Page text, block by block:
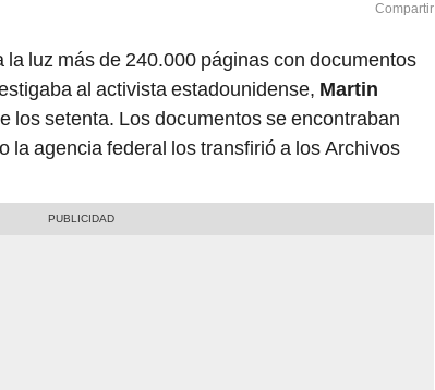
Compartir
la luz más de 240.000 páginas con documentos
al activista estadounidense, Martin
los setenta. Los documentos se encontraban
la agencia federal los transfirió a los Archivos